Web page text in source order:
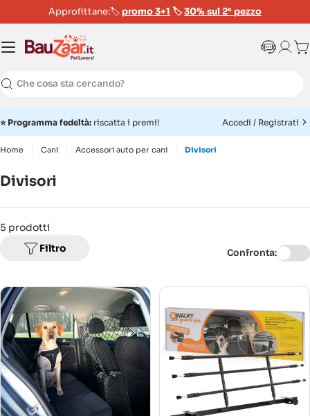
Approfittane:🏷️ promo 3+1 🏷️30% sul 2° pezzo
Ricerca
⭐ Programma fedeltà: riscatta i premi! Accedi / Registrati
Home Cani Accessori auto per cani Divisori
Divisori
5 prodotti
Filtro
Confronta: